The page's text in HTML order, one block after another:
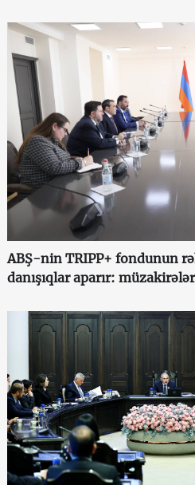
ABŞ-nin TRIPP+ fondunun
danışıqlar aparır: